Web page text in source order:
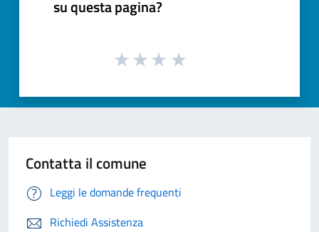
su questa pagina?
Contatta il comune
Leggi le domande frequenti
Richiedi Assistenza